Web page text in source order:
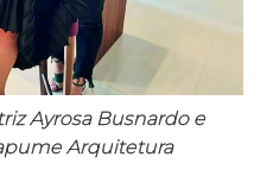
Ayrosa Busnardo e
Arquitetura